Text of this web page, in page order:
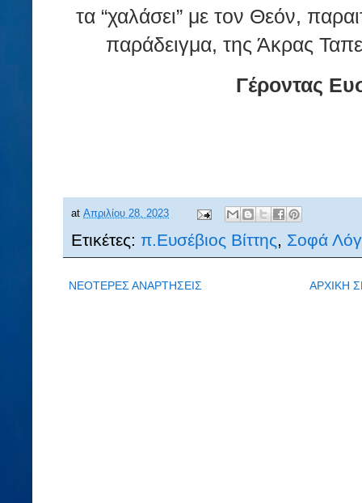
τα “χαλάσει” με τον Θεόν,
παράδειγμα, της Άκρας
Γέροντας
at Απριλίου 28, 2023
Ετικέτες: π.Ευσέβιος Βίττης, Σοφά
ΝΕΟΤΕΡΕΣ ΑΝΑΡΤΗΣΕΙΣ ΑΡΧΙΚΗ